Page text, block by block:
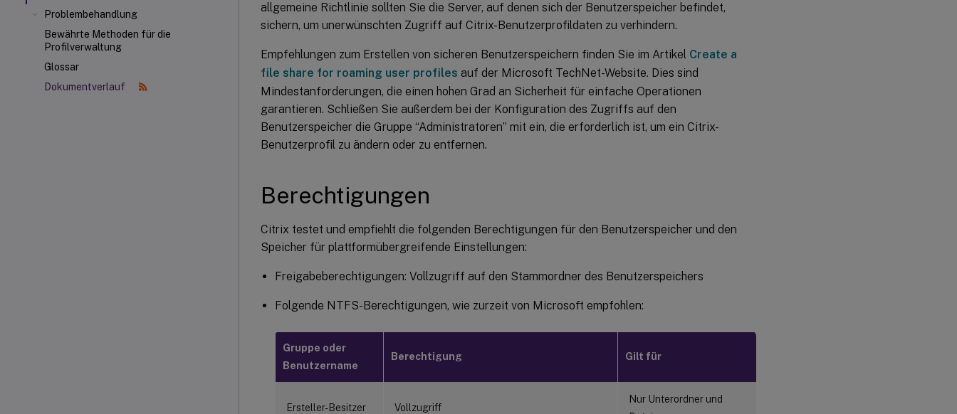
Problembehandlung
Bewährte Methoden für die
Profilverwaltung
Glossar
Dokumentverlauf
allgemeine Richtlinie sollten Sie die Server, auf denen sich der Benutzerspeicher befindet,
sichern, um unerwünschten Zugriff auf Citrix-Benutzerprofildaten zu verhindern.
Empfehlungen zum Erstellen von sicheren Benutzerspeichern finden Sie im Artikel Create a
file share for roaming user profiles auf der Microsoft TechNet-Website. Dies sind
Mindestanforderungen, die einen hohen Grad an Sicherheit für einfache Operationen
garantieren. Schließen Sie außerdem bei der Konfiguration des Zugriffs auf den
Benutzerspeicher die Gruppe “Administratoren” mit ein, die erforderlich ist, um ein Citrix-
Benutzerprofil zu ändern oder zu entfernen.
Berechtigungen
Citrix testet und empfiehlt die folgenden Berechtigungen für den Benutzerspeicher und den
Speicher für plattformübergreifende Einstellungen:
Freigabeberechtigungen: Vollzugriff auf den Stammordner des Benutzerspeichers
Folgende NTFS-Berechtigungen, wie zurzeit von Microsoft empfohlen:
Gruppe oder
Benutzername
Berechtigung Gilt für
Ersteller-Besitzer Vollzugriff
Nur Unterordner und